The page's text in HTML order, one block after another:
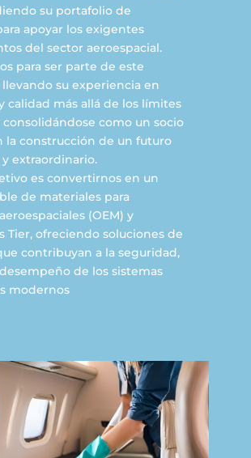
su portafolio de
apoyar los exigentes
del sector aeroespacial.
para ser parte de este
su experiencia en
calidad más allá de los límites
como un socio
la construcción de un futuro
extraordinario.
es convertirnos en un
de materiales para
(OEM) y
Tier, ofreciendo soluciones de
contribuyan a la seguridad,
de los sistemas
modernos